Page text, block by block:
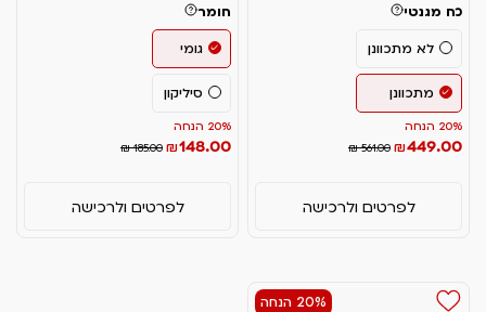
כח מגנטי
לא מתכוונן
מתכוונן
20% הנחה
₪449.00
₪ 561.00
לפרטים ולרכישה
חומר
גומי
סיליקון
20% הנחה
₪148.00
₪ 185.00
לפרטים ולרכישה
20% הנחה